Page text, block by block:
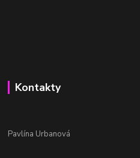
Kontakty
Pavlína Urbanová